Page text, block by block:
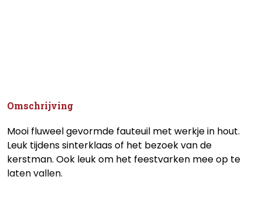
Omschrijving
Mooi fluweel gevormde fauteuil met werkje in hout.
Leuk tijdens sinterklaas of het bezoek van de
kerstman. Ook leuk om het feestvarken mee op te
laten vallen.